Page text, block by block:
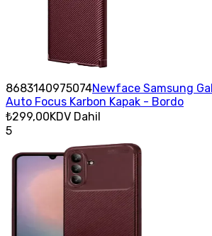
8683140975074Newface Samsung
Auto Focus Karbon Kapak - Bordo
₺299,00KDV Dahil
5